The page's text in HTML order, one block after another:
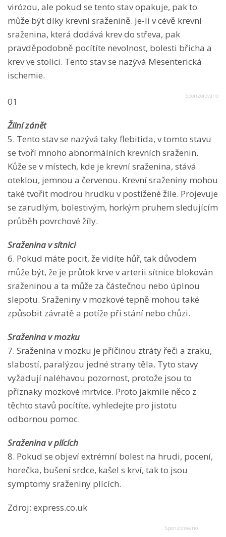
virózou, ale pokud se tento stav opakuje, pak to
může být díky krevní sraženině. Je-li v cévě krevní
sraženina, která dodává krev do střeva, pak
pravděpodobně pocítíte nevolnost, bolesti břicha a
krev ve stolici. Tento stav se nazývá Mesenterická
ischemie.
01
Žilní zánět
5. Tento stav se nazývá taky flebitida, v tomto stavu
se tvoří mnoho abnormálních krevních sraženin.
Kůže se v místech, kde je krevní sraženina, stává
oteklou, jemnou a červenou. Krevní sraženiny mohou
také tvořit modrou hrudku v postižené žíle. Projevuje
se zarudlým, bolestivým, horkým pruhem sledujícím
průběh povrchové žíly.
Sraženina v sítnici
6. Pokud máte pocit, že vidíte hůř, tak důvodem
může být, že je průtok krve v arterii sítnice blokován
sraženinou a ta může za částečnou nebo úplnou
slepotu. Sraženiny v mozkové tepně mohou také
způsobit závratě a potíže při stání nebo chůzi.
Sraženina v mozku
7. Sraženina v mozku je příčinou ztráty řeči a zraku,
slabostí, paralýzou jedné strany těla. Tyto stavy
vyžadují naléhavou pozornost, protože jsou to
příznaky mozkové mrtvice. Proto jakmile něco z
těchto stavů pocítíte, vyhledejte pro jistotu
odbornou pomoc.
Sraženina v plících
8. Pokud se objeví extrémní bolest na hrudi, pocení,
horečka, bušení srdce, kašel s krví, tak to jsou
symptomy sraženiny plících.
Zdroj: express.co.uk